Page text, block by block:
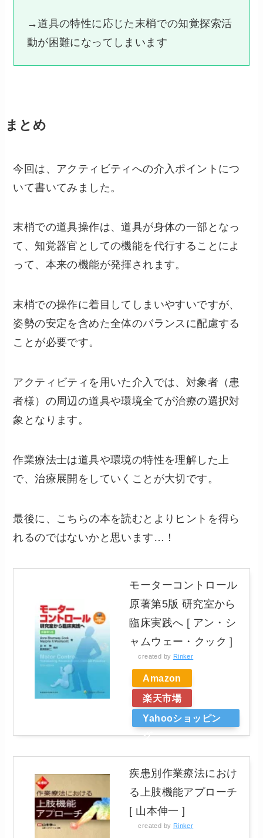
→道具の特性に応じた末梢での知覚探索活
動が困難になってしまいます
まとめ
今回は、アクティビティへの介入ポイントにつ
いて書いてみました。
末梢での道具操作は、道具が身体の一部となっ
て、知覚器官としての機能を代行することによ
って、本来の機能が発揮されます。
末梢での操作に着目してしまいやすいですが、
姿勢の安定を含めた全体のバランスに配慮する
ことが必要です。
アクティビティを用いた介入では、対象者（患
者様）の周辺の道具や環境全てが治療の選択対
象となります。
作業療法士は道具や環境の特性を理解した上
で、治療展開をしていくことが大切です。
最後に、こちらの本を読むとよりヒントを得ら
れるのではないかと思います…！
モーターコントロール
原著第5版 研究室から
臨床実践へ [ アン・シ
ャムウェー・クック ]
created by Rinker
Amazon
楽天市場
Yahooショッピン
グ
疾患別作業療法におけ
る上肢機能アプローチ
[ 山本伸一 ]
created by Rinker